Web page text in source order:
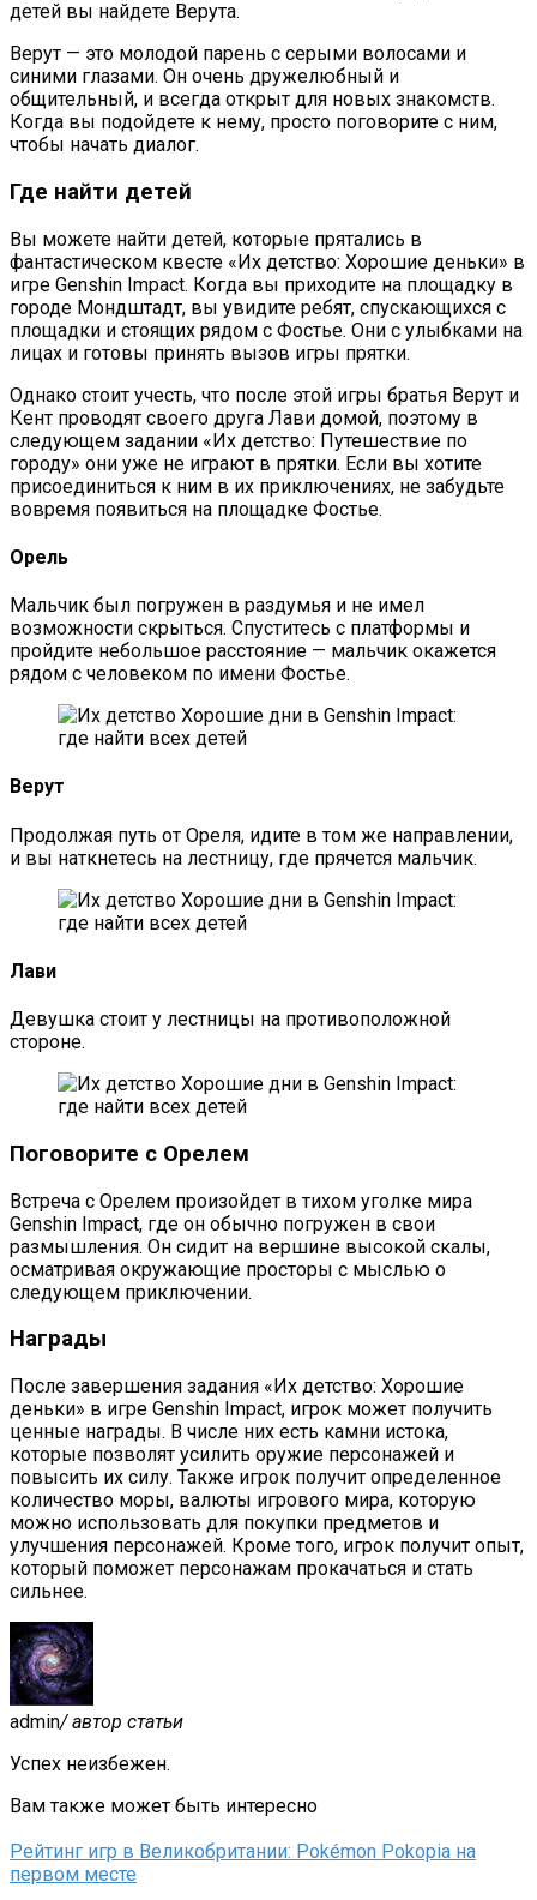
детей вы найдете Верута.
Верут — это молодой парень с серыми волосами и
синими глазами. Он очень дружелюбный и
общительный, и всегда открыт для новых знакомств.
Когда вы подойдете к нему, просто поговорите с ним,
чтобы начать диалог.
Где найти детей
Вы можете найти детей, которые прятались в
фантастическом квесте «Их детство: Хорошие деньки» в
игре Genshin Impact. Когда вы приходите на площадку в
городе Мондштадт, вы увидите ребят, спускающихся с
площадки и стоящих рядом с Фостье. Они с улыбками на
лицах и готовы принять вызов игры прятки.
Однако стоит учесть, что после этой игры братья Верут и
Кент проводят своего друга Лави домой, поэтому в
следующем задании «Их детство: Путешествие по
городу» они уже не играют в прятки. Если вы хотите
присоединиться к ним в их приключениях, не забудьте
вовремя появиться на площадке Фостье.
Орель
Мальчик был погружен в раздумья и не имел
возможности скрыться. Спуститесь с платформы и
пройдите небольшое расстояние — мальчик окажется
рядом с человеком по имени Фостье.
Верут
Продолжая путь от Ореля, идите в том же направлении,
и вы наткнетесь на лестницу, где прячется мальчик.
Лави
Девушка стоит у лестницы на противоположной
стороне.
Поговорите с Орелем
Встреча с Орелем произойдет в тихом уголке мира
Genshin Impact, где он обычно погружен в свои
размышления. Он сидит на вершине высокой скалы,
осматривая окружающие просторы с мыслью о
следующем приключении.
Награды
После завершения задания «Их детство: Хорошие
деньки» в игре Genshin Impact, игрок может получить
ценные награды. В числе них есть камни истока,
которые позволят усилить оружие персонажей и
повысить их силу. Также игрок получит определенное
количество моры, валюты игрового мира, которую
можно использовать для покупки предметов и
улучшения персонажей. Кроме того, игрок получит опыт,
который поможет персонажам прокачаться и стать
сильнее.
admin/ автор статьи
Успех неизбежен.
Вам также может быть интересно
Рейтинг игр в Великобритании: Pokémon Pokopia на
первом месте